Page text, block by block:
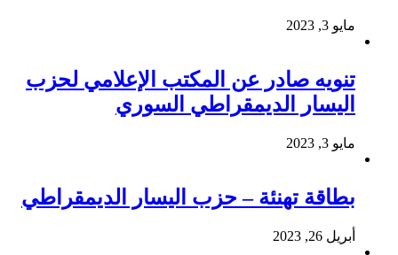
مايو 3, 2023
تنويه صادر عن المكتب الإعلامي لحزب
اليسار الديمقراطي السوري
مايو 3, 2023
بطاقة تهنئة – حزب اليسار الديمقراطي
أبريل 26, 2023